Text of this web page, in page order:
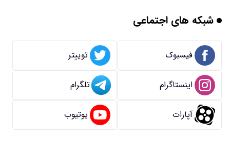
شبکه های اجتماعی
فیسبوک توییتر
اینستاگرام تلگرام
آپارات یوتیوب